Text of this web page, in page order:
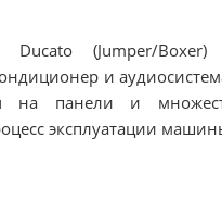
(Jumper/Boxer)
и
на панели и
эксплуатации